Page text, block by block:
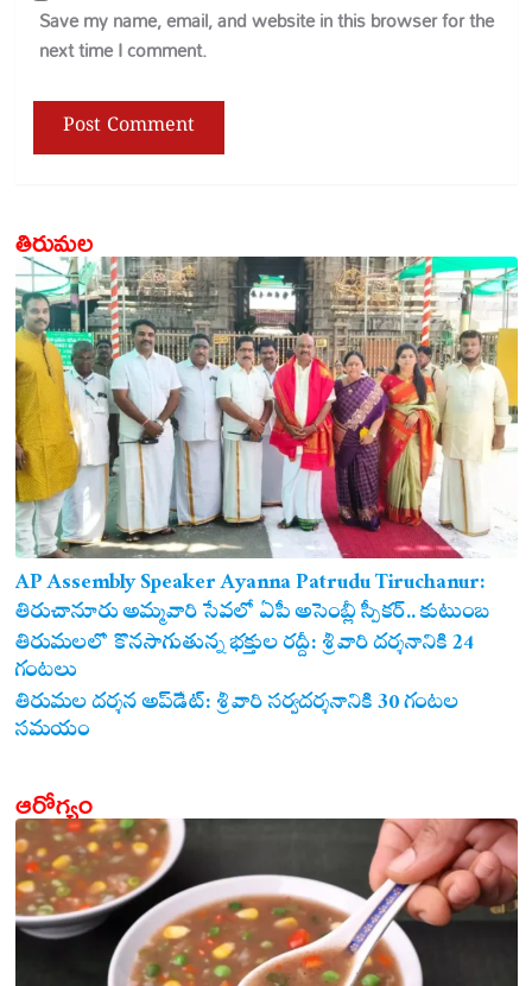
Save my name, email, and website in this browser for the
next time I comment.
తిరుమల
AP Assembly Speaker Ayanna Patrudu Tiruchanur:
తిరుచానూరు అమ్మవారి సేవలో ఏపీ అసెంబ్లీ స్పీకర్.. కుటుంబ
సమేతంగా దర్శించుకున్న అయ్యన్నపాత్రుడు!
తిరుమలలో కొనసాగుతున్న భక్తుల రద్దీ: శ్రీవారి దర్శనానికి 24
గంటలు
తిరుమల దర్శన అప్‌డేట్: శ్రీవారి సర్వదర్శనానికి 30 గంటల
సమయం
ఆరోగ్యం